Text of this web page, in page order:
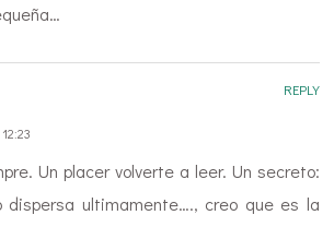
12:23
Un placer volverte a leer. Un secreto:
dispersa ultimamente…., creo que es la
REPLY